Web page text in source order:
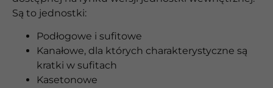
Są to jednostki:
Podłogowe i sufitowe
Kanałowe, dla których charakterystyczne są
kratki w sufitach
Kasetonowe